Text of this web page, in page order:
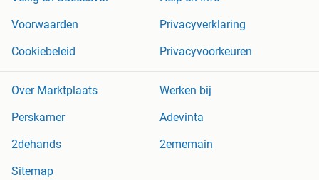
Voorwaarden
Privacyverklaring
Cookiebeleid
Privacyvoorkeuren
Over Marktplaats
Werken bij
Perskamer
Adevinta
2dehands
2ememain
Sitemap